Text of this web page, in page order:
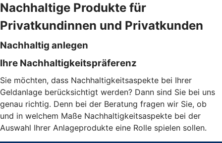
Nachhaltige Produkte für
Privatkundinnen und Privatkunden
Nachhaltig anlegen
Ihre Nachhaltigkeitspräferenz
Sie möchten, dass Nachhaltigkeitsaspekte bei Ihrer
Geldanlage berücksichtigt werden? Dann sind Sie bei uns
genau richtig. Denn bei der Beratung fragen wir Sie, ob
und in welchem Maße Nachhaltigkeitsaspekte bei der
Auswahl Ihrer Anlageprodukte eine Rolle spielen sollen.